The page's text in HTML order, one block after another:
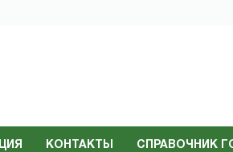
КОНТАКТЫ СПРАВОЧНИК